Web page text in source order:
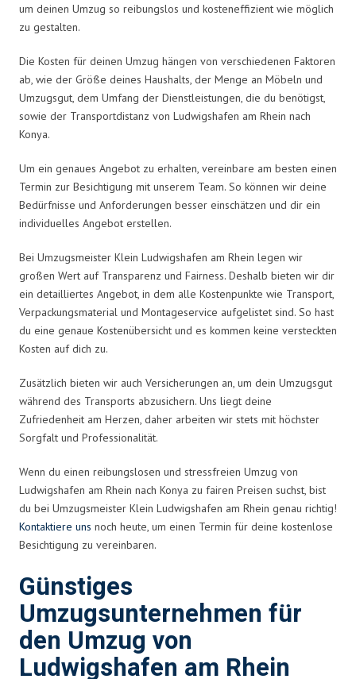
um deinen Umzug so reibungslos und kosteneffizient wie möglich
zu gestalten.
Die Kosten für deinen Umzug hängen von verschiedenen Faktoren
ab, wie der Größe deines Haushalts, der Menge an Möbeln und
Umzugsgut, dem Umfang der Dienstleistungen, die du benötigst,
sowie der Transportdistanz von Ludwigshafen am Rhein nach
Konya.
Um ein genaues Angebot zu erhalten, vereinbare am besten einen
Termin zur Besichtigung mit unserem Team. So können wir deine
Bedürfnisse und Anforderungen besser einschätzen und dir ein
individuelles Angebot erstellen.
Bei Umzugsmeister Klein Ludwigshafen am Rhein legen wir
großen Wert auf Transparenz und Fairness. Deshalb bieten wir dir
ein detailliertes Angebot, in dem alle Kostenpunkte wie Transport,
Verpackungsmaterial und Montageservice aufgelistet sind. So hast
du eine genaue Kostenübersicht und es kommen keine versteckten
Kosten auf dich zu.
Zusätzlich bieten wir auch Versicherungen an, um dein Umzugsgut
während des Transports abzusichern. Uns liegt deine
Zufriedenheit am Herzen, daher arbeiten wir stets mit höchster
Sorgfalt und Professionalität.
Wenn du einen reibungslosen und stressfreien Umzug von
Ludwigshafen am Rhein nach Konya zu fairen Preisen suchst, bist
du bei Umzugsmeister Klein Ludwigshafen am Rhein genau richtig!
Kontaktiere uns noch heute, um einen Termin für deine kostenlose
Besichtigung zu vereinbaren.
Günstiges
Umzugsunternehmen für
den Umzug von
Ludwigshafen am Rhein